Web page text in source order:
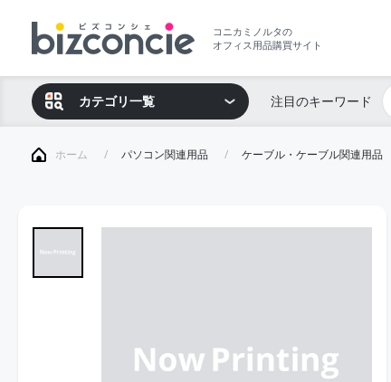
コニカミノルタの
オフィス用品購買サイト
カテゴリ一覧 注目のキーワード
ホーム パソコン関連用品 ケーブル・ケーブル関連用品